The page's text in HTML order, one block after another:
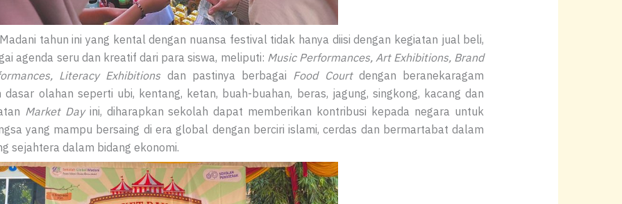
tahun ini yang kental dengan nuansa festival tidak hanya diisi dengan kegiatan jual beli,
agenda seru dan kreatif dari para siswa, meliputi: Music Performances, Art Exhibitions, Brand
Literacy Exhibitions dan pastinya berbagai Food Court dengan beranekaragam
olahan seperti ubi, kentang, ketan, buah-buahan, beras, jagung, singkong, kacang dan
Market Dayini, diharapkan sekolah dapat memberikan kontribusi kepada negara untuk
yang mampu bersaing di era global dengan berciri islami, cerdas dan bermartabat dalam
sejahtera dalam bidang ekonomi.